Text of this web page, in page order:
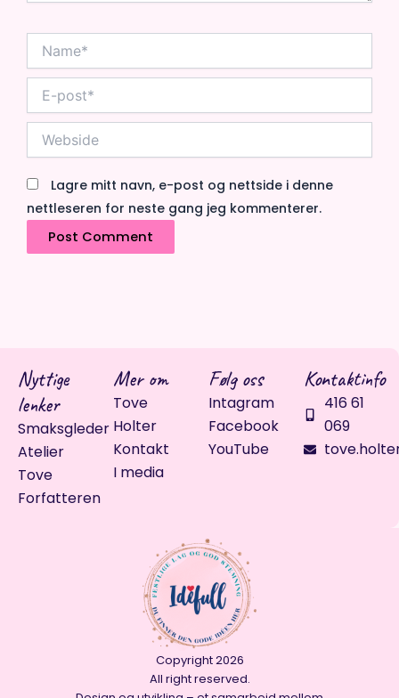
post*
Lagre mitt navn, e-post og nettside i denne
nettleseren for neste gang jeg kommenterer.
Copyright 2026
All right reserved.
Nyttige
lenker
Smaksgleder
Atelier
Tove
Forfatteren
Mer om
Tove
Holter
Kontakt
I media
Følg oss
Intagram
Facebook
YouTube
Kontaktinfo
416 61
069